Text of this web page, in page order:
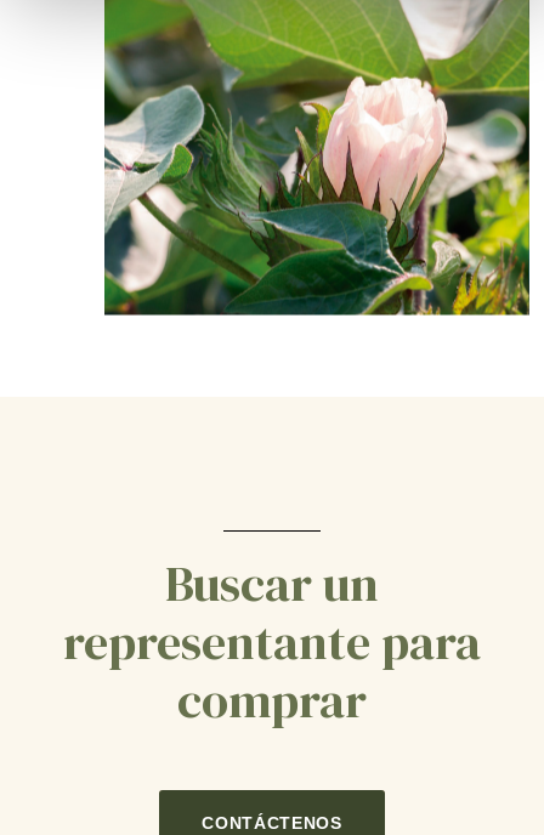
Buscar un
representante para
comprar
CONTÁCTENOS